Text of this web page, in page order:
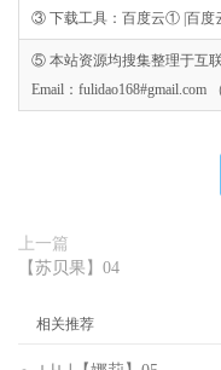
③ 下载工具：百度云① |百度
⑤ 本站资源均搜集整理于互
Email：fulidao168#gmail.com
上一篇
【苏贝果】04
相关推荐